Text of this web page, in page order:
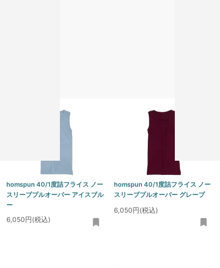
homspun 40/1度詰フライス ノー
スリーブプルオーバー アイスブル
ー
6,050円(税込)
homspun 40/1度詰フライス ノー
スリーブプルオーバー グレープ
6,050円(税込)